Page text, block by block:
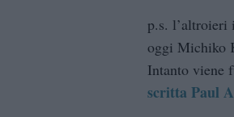
p.s. l’altroieri
oggi Michiko
Intanto viene
scritta Paul